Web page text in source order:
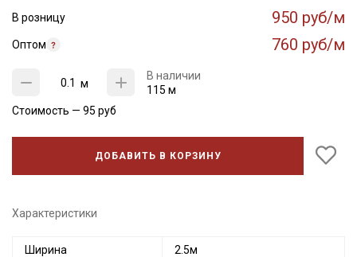
В розницу 950 руб/м
Оптом 760 руб/м
м
В наличии
115 м
Стоимость — 95 руб
ДОБАВИТЬ В КОРЗИНУ
Характеристики
Ширина 2.5м